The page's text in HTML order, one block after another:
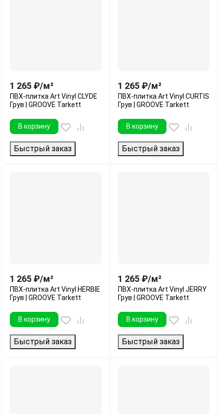
1 265 ₽/м²
ПВХ-плитка Art Vinyl CLYDE
Грув | GROOVE Tarkett
В корзину
Быстрый заказ
1 265 ₽/м²
ПВХ-плитка Art Vinyl CURTIS
Грув | GROOVE Tarkett
В корзину
Быстрый заказ
1 265 ₽/м²
ПВХ-плитка Art Vinyl HERBIE
Грув | GROOVE Tarkett
В корзину
Быстрый заказ
1 265 ₽/м²
ПВХ-плитка Art Vinyl JERRY
Грув | GROOVE Tarkett
В корзину
Быстрый заказ